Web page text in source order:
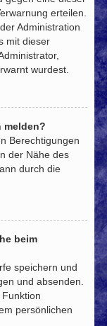
erteilen.
Administration
mit dieser
wurdest.
melden?
Berechtigungen
der Nähe des
durch die
beim
speichern und
und absenden.
persönlichen